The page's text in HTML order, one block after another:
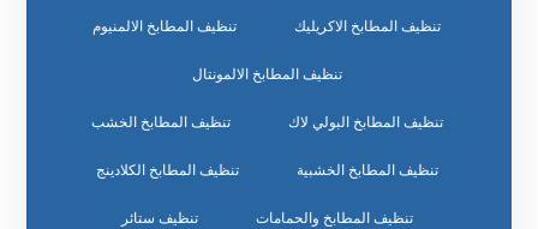
تنظيف المطابخ الاكريليك تنظيف المطابخ الالمنيوم
تنظيف المطابخ الالمونتال
تنظيف المطابخ البولي لاك تنظيف المطابخ الخشب
تنظيف المطابخ الخشبية تنظيف المطابخ الكلادينج
تنظيف المطابخ والحمامات تنظيف ستائر